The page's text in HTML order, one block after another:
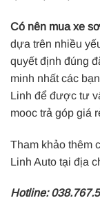
Có nên mua xe
dựa trên nhiều
quyết định đúng
minh nhất các
Linh để được tư
mooc trả góp giá
Tham khảo thêm
Linh Auto tại địa
Hotline: